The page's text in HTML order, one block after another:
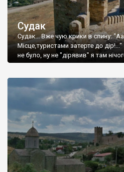
Судак
Судак... Вже чую крики в спину:
Місце,туристами затерте до
не було, ну не "дірявив" я там